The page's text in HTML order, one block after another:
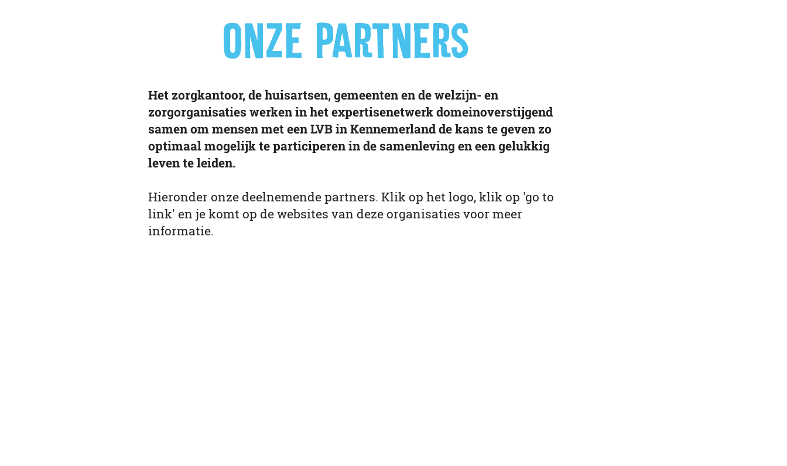
ONZE PARTNERS
Het zorgkantoor, de huisartsen, gemeenten en de welzijn- en
zorgorganisaties werken in het expertisenetwerk domeinoverstijgend
samen om mensen met een LVB in Kennemerland de kans te geven zo
optimaal mogelijk te participeren in de samenleving en een gelukkig
leven te leiden.
Hieronder onze deelnemende partners. Klik op het logo, klik op 'go to
link' en je komt op de websites van deze organisaties voor meer
informatie.